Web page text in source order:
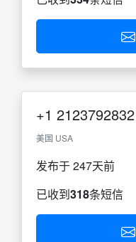
+1 2123792832
美国 USA
发布于 247天前
已收到318条短信